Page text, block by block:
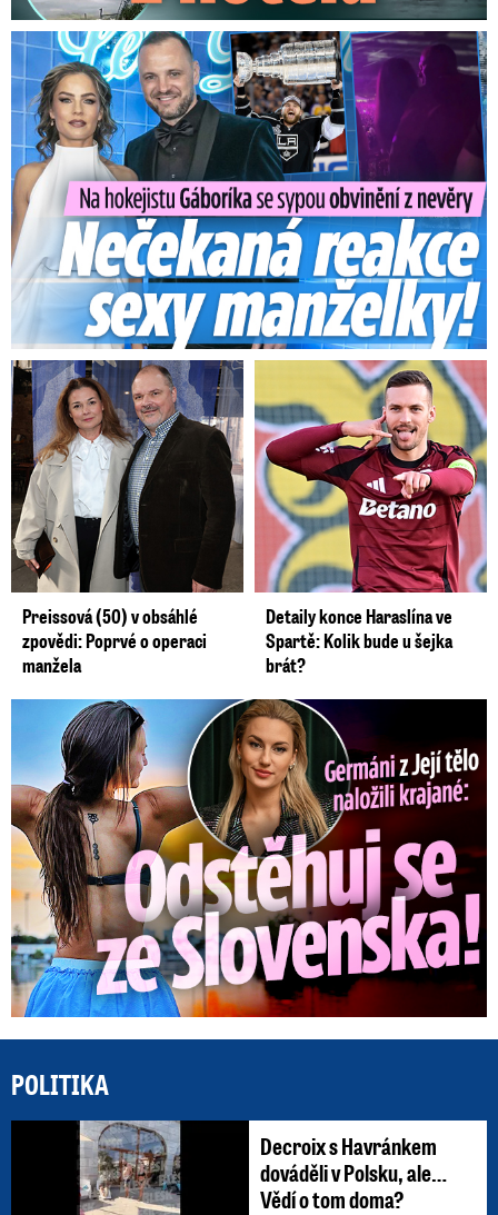
Na Gáboríka se sypou obvinění z nevěry: Reakce manželky!
Preissová (50) v obsáhlé
zpovědi: Poprvé o operaci
manžela
Detaily konce Haraslína ve
Spartě: Kolik bude u šejka
brát?
Germáni z Jejího těla: Odstěhuj se, vzkázali jí krajané
POLITIKA
Decroix s Havránkem
dováděli v Polsku, ale…
Vědí o tom doma?